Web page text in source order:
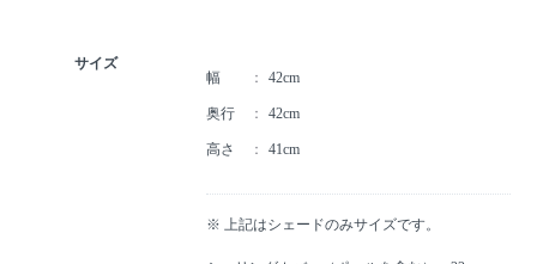
サイズ
幅
42cm
奥行 42cm
高さ 41cm
※ 上記はシェードのみサイズです。